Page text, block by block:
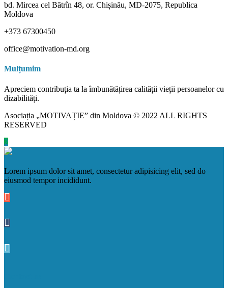
bd. Mircea cel Bătrîn 48, or. Chișinău, MD-2075, Republica
Moldova
+373 67300450
office@motivation-md.org
Mulțumim
Apreciem contribuția ta la îmbunătățirea calității vieții persoanelor cu
dizabilități.
Asociația „MOTIVAȚIE” din Moldova © 2022 ALL RIGHTS
RESERVED
Lorem ipsum dolor sit amet, consectetur adipisicing elit, sed do
eiusmod tempor incididunt.